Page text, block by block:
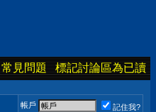
常見問題 標記討論區為已讀
帳戶
記住我?